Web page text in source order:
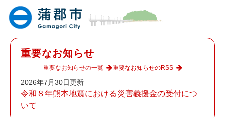
重要なお知らせ
2026年7月30日更新
令和８年熊本地震における災害義援金の受付につ
いて
重要なお知らせの一覧 重要なお知らせのRSS